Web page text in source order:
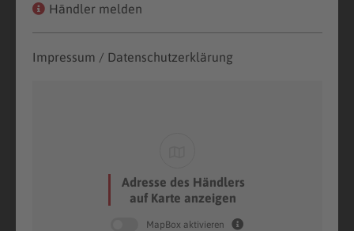
Händler melden
Impressum / Datenschutzerklärung
Adresse des Händlers
auf Karte anzeigen
MapBox aktivieren